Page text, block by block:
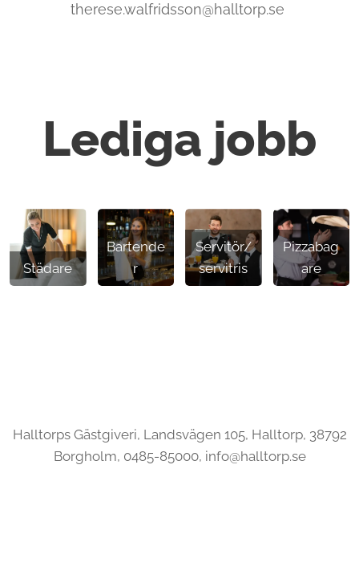
therese.walfridsson@halltorp.se
Lediga jobb
Städare
Bartende
r
Servitör/
servitris
Pizzabag
are
Halltorps Gästgiveri, Landsvägen 105, Halltorp, 38792
Borgholm, 0485-85000, info@halltorp.se